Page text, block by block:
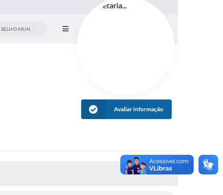
Avaliar Informação